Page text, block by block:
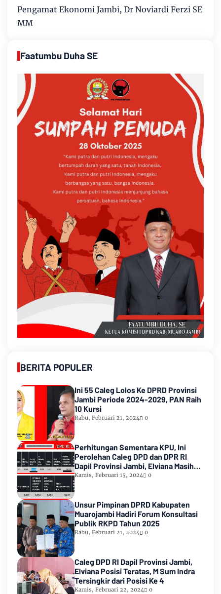
Pengamat Ekonomi Jambi, Dr Noviardi Ferzi SE
MM
Faatumbu Duha SE
BERITA POPULER
Ini 55 Caleg Lolos Ke DPRD Provinsi
Jambi Periode 2024-2029, PAN Raih
10 Kursi
Rabu, Februari 21, 2024 0
Perhitungan Sementara KPU, Ini
Perolehan Caleg DPD dan DPR RI
Dapil Provinsi Jambi, Elviana Masih
Urutan Kedua Teratas
Kamis, Februari 15, 2024 0
Unsur Pimpinan DPRD Kabupaten
Muarojambi Hadiri Forum Konsultasi
Publik RKPD Tahun 2025
Rabu, Februari 21, 2024 0
Caleg DPD RI Dapil Provinsi Jambi,
Elviana Posisi Teratas, M Sum Indra
Tersingkir dari Posisi Ke 4
Kamis, Februari 22, 2024 0